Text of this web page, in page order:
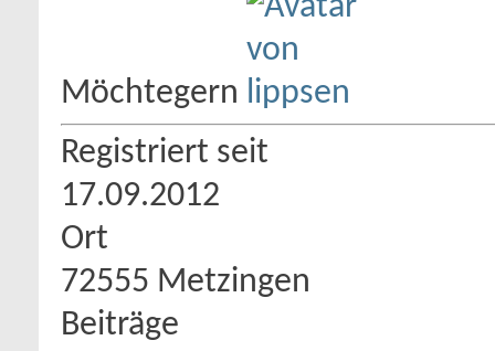
Möchtegern
Registriert seit
17.09.2012
Ort
72555 Metzingen
Beiträge